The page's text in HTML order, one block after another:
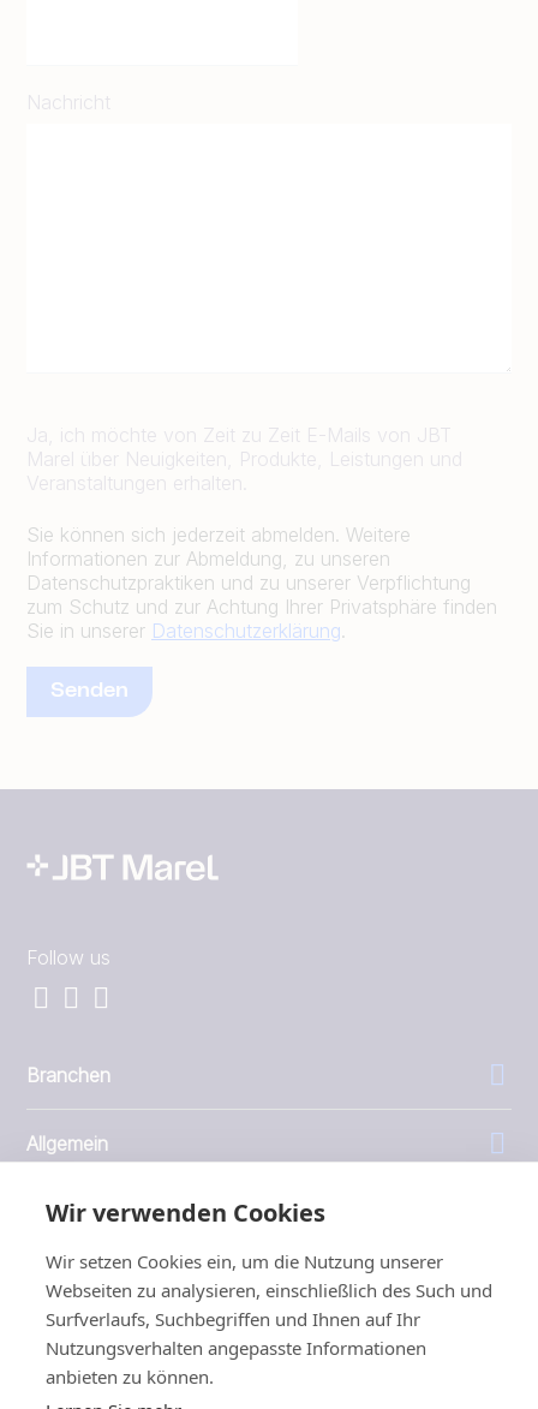
Wir verwenden Cookies
Wir setzen Cookies ein, um die Nutzung unserer
Webseiten zu analysieren, einschließlich des Such und
Surfverlaufs, Suchbegriffen und Ihnen auf Ihr
Nutzungsverhalten angepasste Informationen
anbieten zu können.
Nachricht
Ja, ich möchte von Zeit zu Zeit E-Mails von JBT
Marel über Neuigkeiten, Produkte, Leistungen und
Veranstaltungen erhalten.
Sie können sich jederzeit abmelden. Weitere
Informationen zur Abmeldung, zu unseren
Datenschutzpraktiken und zu unserer Verpflichtung
zum Schutz und zur Achtung Ihrer Privatsphäre finden
Sie in unserer Datenschutzerklärung.
Follow us
Branchen
Allgemein
Unternehmen
Investoren